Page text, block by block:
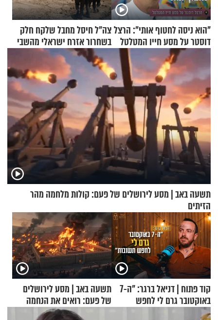
"הוא ניסה לחטוף אותי": הרצל
דוסטר על מסע חייו המטלטל
צה"ל חיסל מחבל שלקח חלק
בשחרור אזרח ישראלי מהשבי
תשעה באב | מסע לירושלים של פעם: קולות מלחמה מהר
הזיתים
קוד פתוח | דניאל ברגר: "ה-7
באוקטובר גרם לי לחפש
תשובות"
תשעה באב | מסע לירושלים
של פעם: רואים את הנחמה